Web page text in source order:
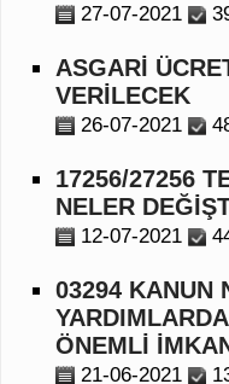
27-07-2021
ASGARİ
VERİLECEK
26-07-2021
17256/27256
NELER
12-07-2021
03294 KANUN
ÖNEMLİ
21-06-2021